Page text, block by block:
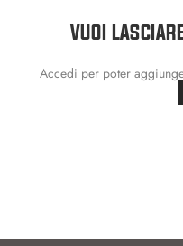
VUOI
Accedi per poter